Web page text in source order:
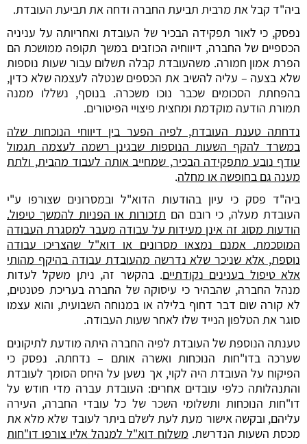
ביה"ד קבל את מרבית תביעת החברה ודחה את תביעת העובדת.
נפסק, כי לאור תפקידה הבכיר של העובדת ואחריותה על עניניה
הכספיים של החברה, דיווחיה הכוזבים במשך תקופה ממושכת הם
הפרת אמון חמורה. משהעובדת קבלה תשלום עבור שעות נוספות
שלא בצעה – עליה להשיב את הכספים שנטלה לעצמה שלא כדין,
בהפחתת הסכומים שכבר נוכו משכרה. בנוסף, נשללו ממנה
תמורת הודעה מוקדמת ומחצית פיצויי הפיטורים.
נדחתה טענת העובדת, לפיה הפער בין דיווחי הנוכחות שלה
במשרד להקף השעות הנוספות שבגינן רשמה לעצמה תגמול
עודף נובע מתפקידה הבכיר, שמחייב אותה לעבוד מהבית, ולתת
מענה גם בחופשה או מחלה.
ביה"ד פסק כי עיון בהודעות הדוא"ל ובמסרונים שצורפו ע"י
העובדת מעלה, כי רובם הם תזכורות או הפניות להמשך טיפול.
הודעות מסוג זה אינן מעידות על עבודה מעבר למסגרת העבודה
המוסכמת. אמנם נמצאו מסרונים או דוא"ל שהצריכו עבודה
נוספת, אלא שניכר שלא נדרשה מהעובדת עבודה בהיקף מהותי
אלא טיפול בענינים נקודתיים. בהקשר זה, ניתן משקל לעדות
מנהל החברה, שהבהיר כי עיסוקה של החברה בעריכת פטנטים,
לא קורה שום דבר דחוף בלילה או במנוחה השבועית, והוא עצמו
סוגר את הטלפון הנייד שלו לאחר שעות העבודה.
טענתה הנוספת של העובדת לפיה החברה היתה מודעת לתיקונים
שערכה בדו"חות הנוכחות ואשרה אותם – נדחתה. נפסק כי
הפיקוח על העובדת היה לקוי, אך נשען על היחס הסומך לעובדת
והתנהלותה כלפי עובדים אחרים: העובדת עברה מדי חודש על
דו"חות הנוכחות ותשלומי השכר של כל עובדי החברה, העירה
עליהם, ובקשה אישור מעת לעת לשלם ביתר לעובד שלא מלא את
מכסת השעות הנדרשת. משלוח דוא"ל למנהל אליו צורפו דו"חות